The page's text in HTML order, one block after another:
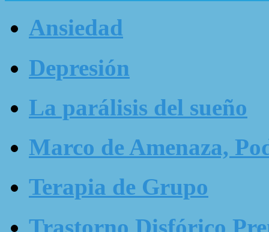
Ansiedad
Depresión
La parálisis del sueño
Marco de Amenaza,
Terapia de Grupo
Trastorno Disfórico